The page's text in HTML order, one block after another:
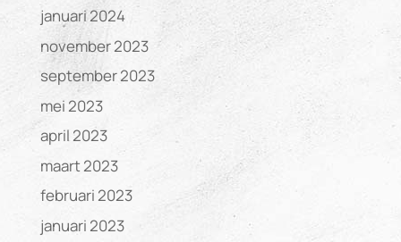
januari 2024
november 2023
september 2023
mei 2023
april 2023
maart 2023
februari 2023
januari 2023